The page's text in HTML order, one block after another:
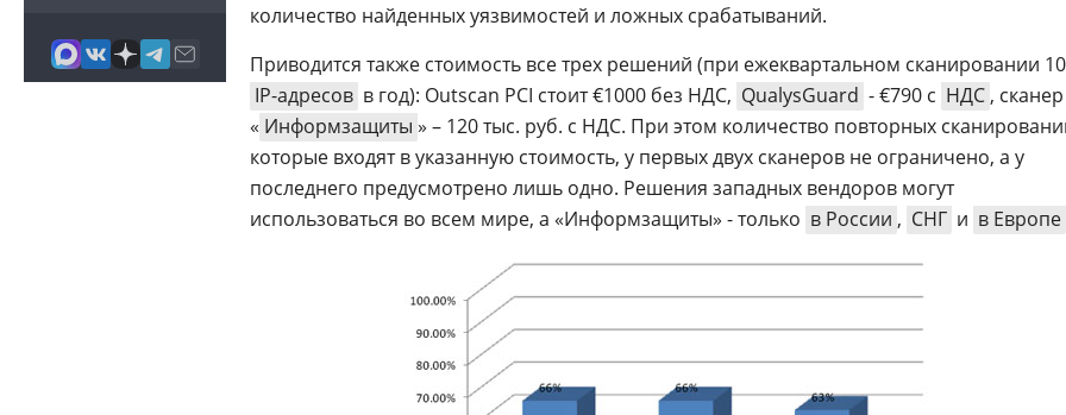
количество найденных уязвимостей и ложных срабатываний.
Приводится также стоимость все трех решений (при ежеквартальном сканировании 10
IP-адресов в год): Outscan PCI стоит €1000 без НДС, QualysGuard - €790 с НДС , сканер
« Информзащиты » – 120 тыс. руб. с НДС. При этом количество повторных
которые входят в указанную стоимость, у первых двух сканеров не ограничено, а у
последнего предусмотрено лишь одно. Решения западных вендоров могут
использоваться во всем мире, а «Информзащиты» - только в России , СНГ и в Европе